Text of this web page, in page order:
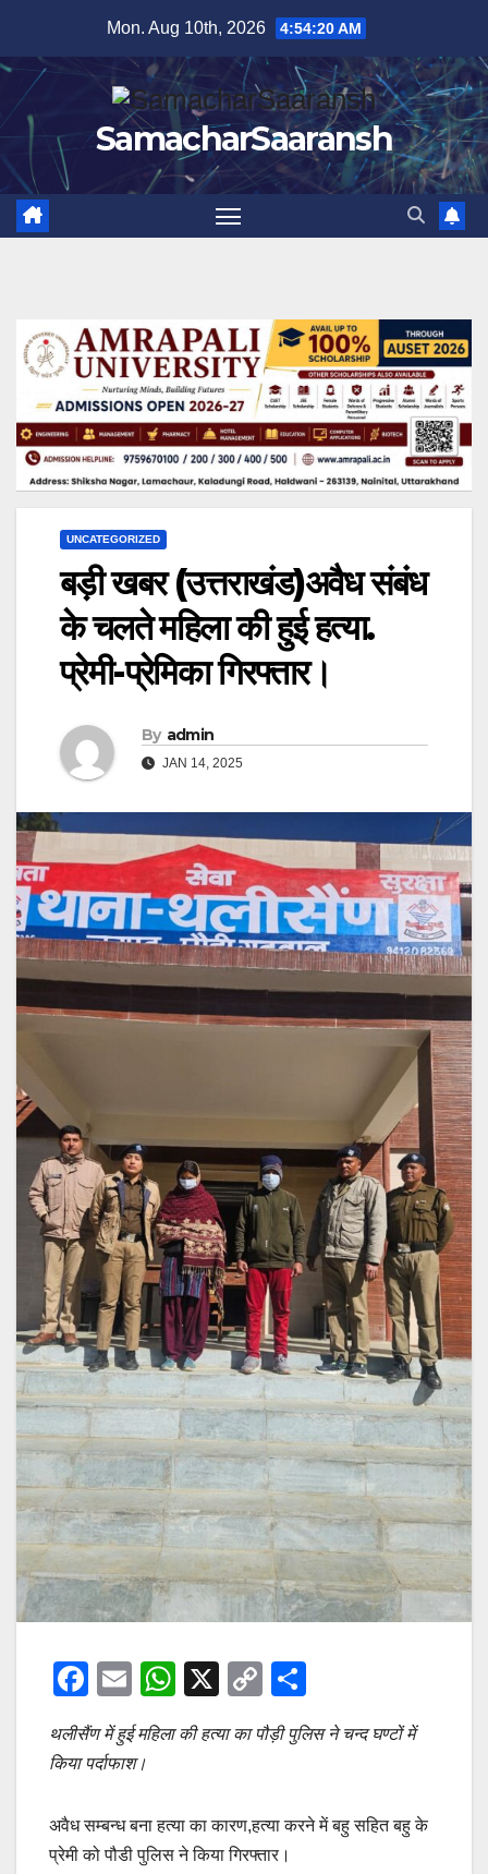
content
Mon. Aug 10th, 2026 4:54:21 AM
SamacharSaaransh
UNCATEGORIZED
बड़ी खबर (उत्तराखंड)अवैध संबंध
के चलते महिला की हुई हत्या.
प्रेमी-प्रेमिका गिरफ्तार।
By admin
JAN 14, 2025
F
c
e
b
o
E
m
ail
W
at
A
p
X
C
o
p
Li
n
ar
थलीसैंण में हुई महिला की हत्या का पौड़ी पुलिस ने चन्द घण्टों में
किया पर्दाफाश।
अवैध सम्बन्ध बना हत्या का कारण,हत्या करने में बहु सहित बहु के
प्रेमी को पौडी पुलिस ने किया गिरफ्तार।